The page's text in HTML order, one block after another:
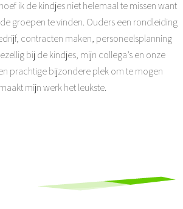
ik de kindjes niet helemaal te missen want
groepen te vinden. Ouders een rondleiding
contracten maken, personeelsplanning
bij de kindjes, mijn collega’s en onze
prachtige bijzondere plek om te mogen
mijn werk het leukste.